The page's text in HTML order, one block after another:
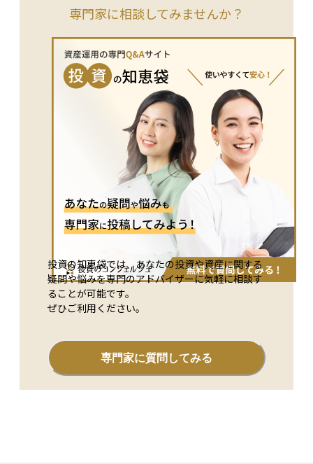
ースもあります。 同じファンドタイプなら総経費率 TER（To
庁が選定した長期投資にふさわしい商品に限られているため、
初心者でも安心して始めやすい制度です。毎年の投資上限額が
決まっており、計画的に資産を育てていくのに向いています。
将来の資産形成を目指す人にとって、つみたてNISAは非常に
有効な選択肢のひとつです。
専門家に相談してみませんか？
投資の知恵袋では、あなたの投資や資産に関する
疑問や悩みを専門のアドバイザーに気軽に相談す
ることが可能です。
ぜひご利用ください。
専門家に質問してみる